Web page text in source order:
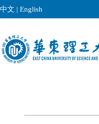
中文 | English